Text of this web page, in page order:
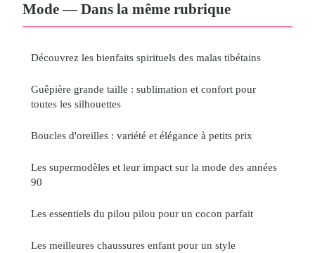
Mode — Dans la même rubrique
Découvrez les bienfaits spirituels des malas tibétains
Guêpière grande taille : sublimation et confort pour
toutes les silhouettes
Boucles d'oreilles : variété et élégance à petits prix
Les supermodèles et leur impact sur la mode des années
90
Les essentiels du pilou pilou pour un cocon parfait
Les meilleures chaussures enfant pour un style